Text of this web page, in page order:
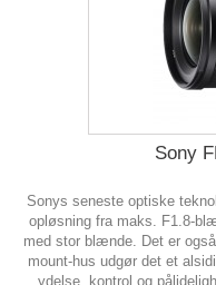
Sony
Sonys seneste optiske
opløsning fra maks. F1.8-
med stor blænde. Det er
mount-hus udgør det et
ydelse, kontrol og